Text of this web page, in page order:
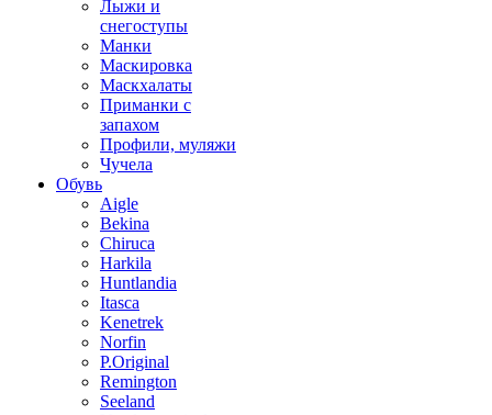
Лыжи и
снегоступы
Манки
Маскировка
Маскхалаты
Приманки с
запахом
Профили, муляжи
Чучела
Обувь
Aigle
Bekina
Chiruсa
Harkila
Huntlandia
Itasca
Kenetrek
Norfin
P.Original
Remington
Seeland